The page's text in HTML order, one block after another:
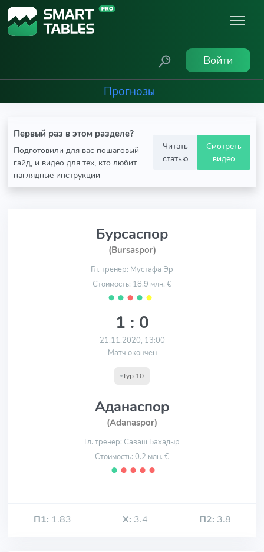
Войти
Прогнозы
Первый раз в этом разделе?
Подготовили для вас пошаговый
гайд, и видео для тех, кто любит
наглядные инструкции
Читать
статью
Смотреть
видео
Бурсаспор
(Bursaspor)
Гл. тренер: Мустафа Эр
Стоимость: 18.9 млн. €
⬤ ⬤ ⬤ ⬤ ⬤
1 : 0
21.11.2020, 13:00
Матч окончен
Тур 10
Аданаспор
(Adanaspor)
Гл. тренер: Саваш Бахадыр
Стоимость: 0.2 млн. €
⬤ ⬤ ⬤ ⬤ ⬤
П1: 1.83 Х: 3.4 П2: 3.8